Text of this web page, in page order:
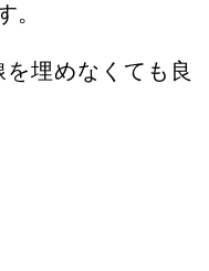
。
埋めなくても良